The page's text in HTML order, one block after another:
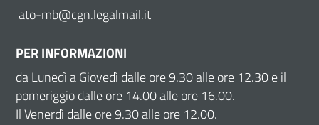
ato-mb@cgn.legalmail.it
PER INFORMAZIONI
da Lunedì a Giovedì dalle ore 9.30 alle ore 12.30 e il
pomeriggio dalle ore 14.00 alle ore 16.00.
Il Venerdì dalle ore 9.30 alle ore 12.00.